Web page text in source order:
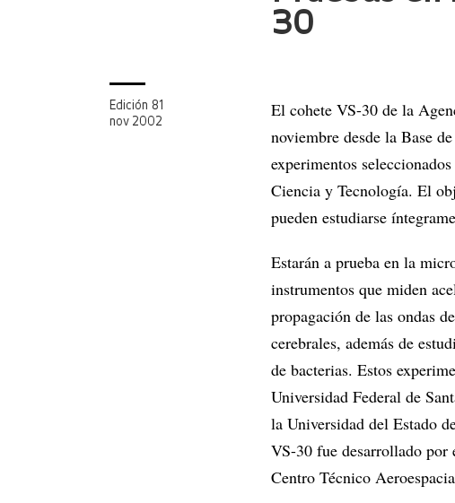
30
Edición 81
nov 2002
El cohete VS-30 de la
noviembre desde la Base
experimentos
Ciencia y Tecnología. El
pueden estudiarse
Estarán a prueba en la
instrumentos que miden
propagación de las ondas
cerebrales, además de
de bacterias. Estos
Universidad Federal de
la Universidad del Estado
VS-30 fue desarrollado
Centro Técnico